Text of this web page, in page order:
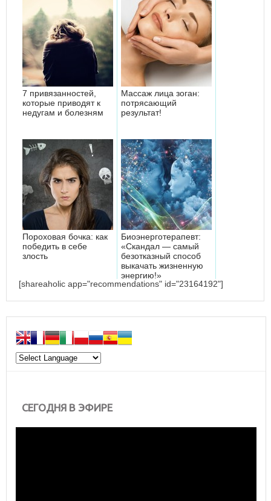
7 привязанностей,
которые приводят к
недугам и болезням
Массаж лица зоган:
потрясающий
результат!
Пороховая бочка: как
победить в себе
злость
Биоэнерготерапевт:
«Скандал — самый
безотказный способ
выкачать жизненную
энергию!»
[shareaholic app="recommendations" id="23164192"]
СЕГОДНЯ В ЭФИРЕ